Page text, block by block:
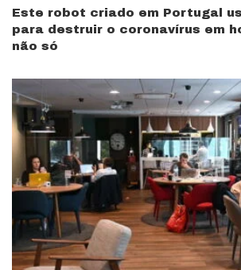
Este robot criado em Portugal
para destruir o coronavírus em
não só